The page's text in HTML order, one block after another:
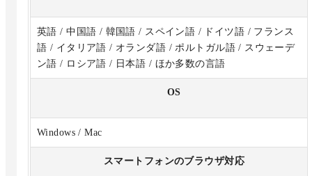
英語 / 中国語 / 韓国語 / スペイン語 / ドイツ語 / フランス
語 / イタリア語 / オランダ語 / ポルトガル語 / スウェーデ
ン語 / ロシア語 / 日本語 / ほか多数の言語
OS
Windows / Mac
スマートフォンのブラウザ対応